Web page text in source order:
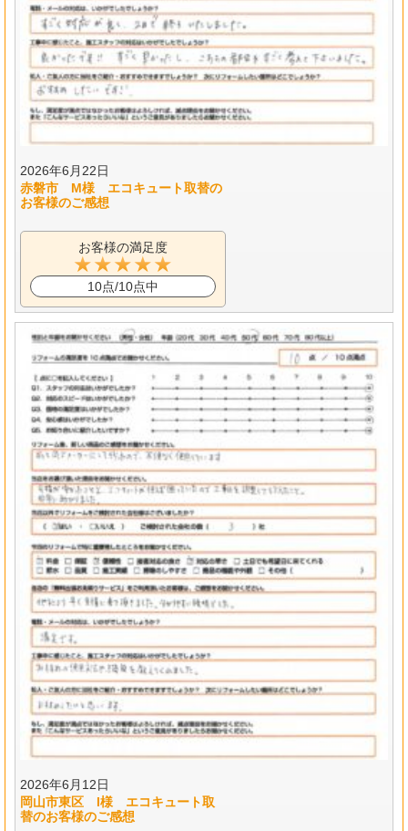
2026年6月22日
赤磐市 M様 エコキュート取替の
お客様のご感想
お客様の満足度
10点/10点中
2026年6月12日
岡山市東区 I様 エコキュート取
替のお客様のご感想